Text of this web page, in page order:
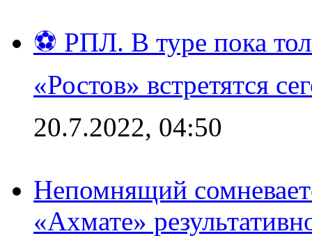
⚽ РПЛ. В туре пока
«Ростов» встретятся
20.7.2022, 04:50
Непомнящий
«Ахмате»